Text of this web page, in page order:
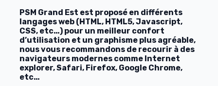
PSM Grand Est est proposé en différents
langages web (HTML, HTML5, Javascript,
CSS, etc…) pour un meilleur confort
d’utilisation et un graphisme plus agréable,
nous vous recommandons de recourir à des
navigateurs modernes comme Internet
explorer, Safari, Firefox, Google Chrome,
etc…